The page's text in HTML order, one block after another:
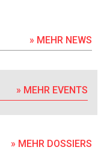
» MEHR NEWS
» MEHR EVENTS
» MEHR DOSSIERS